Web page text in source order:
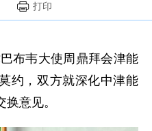
打印
布韦大使周鼎拜会津能
约，双方就深化中津能
意见。